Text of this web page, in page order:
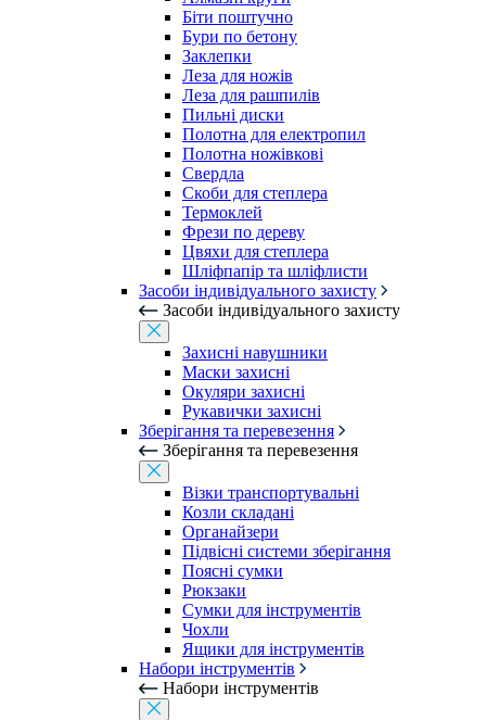
Біти поштучно
Бури по бетону
Заклепки
Леза для ножів
Леза для рашпилів
Пильні диски
Полотна для електропил
Полотна ножівкові
Свердла
Скоби для степлера
Термоклей
Фрези по дереву
Цвяхи для степлера
Шліфпапір та шліфлисти
Засоби індивідуального захисту
Засоби індивідуального захисту
Захисні навушники
Маски захисні
Окуляри захисні
Рукавички захисні
Зберігання та перевезення
Зберігання та перевезення
Візки транспортувальні
Козли складані
Органайзери
Підвісні системи зберігання
Поясні сумки
Рюкзаки
Сумки для інструментів
Чохли
Ящики для інструментів
Набори інструментів
Набори інструментів